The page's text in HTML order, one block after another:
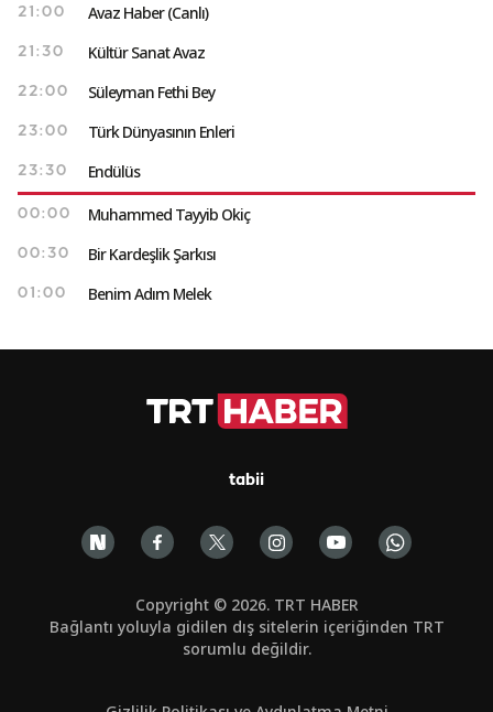
21:00 Avaz Haber (Canlı)
21:30 Kültür Sanat Avaz
22:00 Süleyman Fethi Bey
23:00 Türk Dünyasının Enleri
23:30 Endülüs
00:00 Muhammed Tayyib Okiç
00:30 Bir Kardeşlik Şarkısı
01:00 Benim Adım Melek
tabii
Copyright © 2026. TRT HABER
Bağlantı yoluyla gidilen dış sitelerin içeriğinden TRT
sorumlu değildir.